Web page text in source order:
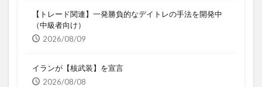
【トレード関連】一発勝負的なデイトレの手法を開発中
（中級者向け）
2026/08/09
イランが【核武装】を宣言
2026/08/08